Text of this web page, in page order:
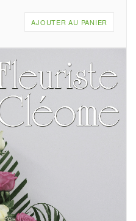
AJOUTER AU PANIER